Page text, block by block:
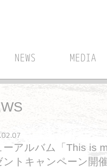
NEWS MEDIA
ーアルバム「This is
ントキャンペーン開催